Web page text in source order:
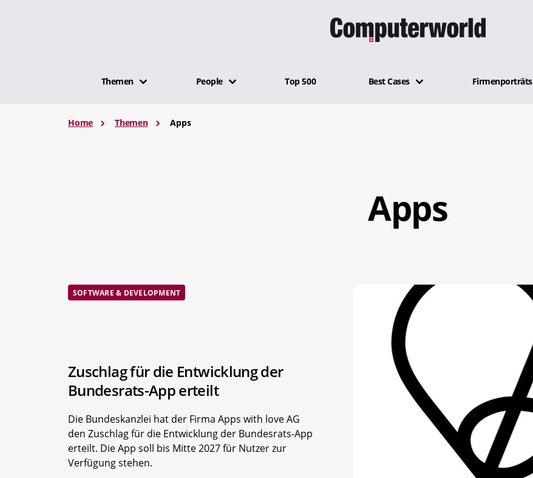
Themen People Top 500 Best Cases Firmenporträts
Home Themen Apps
Apps
SOFTWARE & DEVELOPMENT
Zuschlag für die Entwicklung der
Bundesrats-App erteilt
Die Bundeskanzlei hat der Firma Apps with love AG
den Zuschlag für die Entwicklung der Bundesrats-App
erteilt. Die App soll bis Mitte 2027 für Nutzer zur
Verfügung stehen.